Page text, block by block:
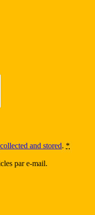
collected and stored. *
par e-mail.